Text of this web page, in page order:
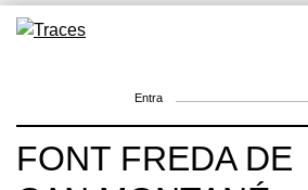
Skip
Entra
FONT FREDA DE